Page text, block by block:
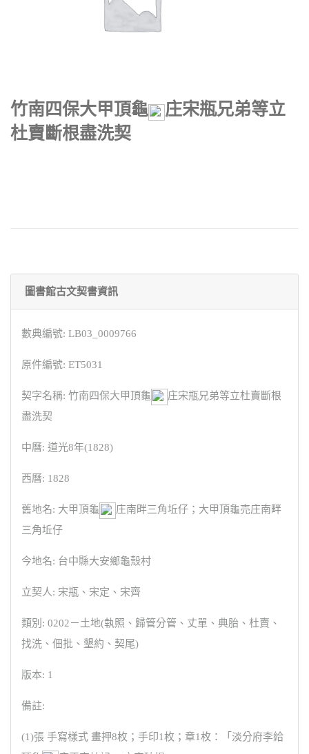
竹南四保大甲頂龜
庄宋瓶兄弟等立
杜賣斷根盡洗契
圖書館古文契書資訊
數典編號: LB03_0009766
原件編號: ET5031
契字名稱: 竹南四保大甲頂龜
庄宋瓶兄弟等立杜賣斷根
盡洗契
中曆: 道光8年(1828)
西曆: 1828
舊地名: 大甲頂龜
庄南畔三角坵仔；大甲頂龜売庄南畔
三角坵仔
今地名: 台中縣大安鄉龜殼村
立契人: 宋瓶、宋定、宋齊
類別: 0202－土地(執照、歸管分管、丈單、典胎、杜賣、
找洗、佃批、墾約、契尾)
版本: 1
備註:
(1)張 手寫樣式 畫押8枚；手印1枚；章1枚：「淡分府李給